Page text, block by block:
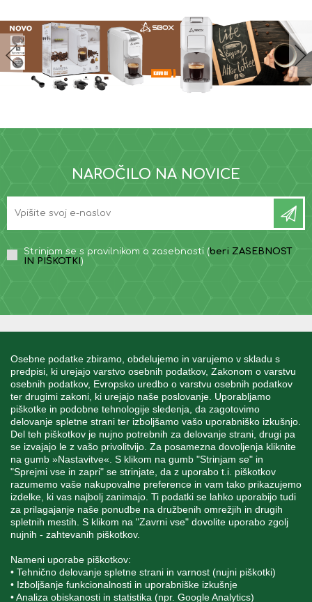
Osebne podatke zbiramo, obdelujemo in varujemo v skladu s
predpisi, ki urejajo varstvo osebnih podatkov, Zakonom o varstvu
osebnih podatkov, Evropsko uredbo o varstvu osebnih podatkov
ter drugimi zakoni, ki urejajo naše poslovanje. Uporabljamo
piškotke in podobne tehnologije sledenja, da zagotovimo
delovanje spletne strani ter izboljšamo vašo uporabniško izkušnjo.
Del teh piškotkov je nujno potrebnih za delovanje strani, drugi pa
se izvajajo le z vašo privolitvijo. Za posamezna dovoljenja kliknite
na gumb »Nastavitve«. S klikom na gumb "Strinjam se" in
"Sprejmi vse in zapri" se strinjate, da z uporabo t.i. piškotkov
razumemo vaše nakupovalne preference in vam tako prikazujemo
izdelke, ki vas najbolj zanimajo. Ti podatki se lahko uporabijo tudi
za prilagajanje naše ponudbe na družbenih omrežjih in drugih
spletnih mestih. S klikom na "Zavrni vse" dovolite uporabo zgolj
nujnih - zahtevanih piškotkov.
Nameni uporabe piškotkov:
• Tehnično delovanje spletne strani in varnost (nujni piškotki)
• Izboljšanje funkcionalnosti in uporabniške izkušnje
• Analiza obiskanosti in statistika (npr. Google Analytics)
NAROČILO NA NOVICE
Strinjam se s pravilnikom o zasebnosti (beri ZASEBNOST
IN PIŠKOTKI )
MOJ RAČUN
STORITEV ZA STRANKE
SPREMLJAJTE NAS
+386 1 562 21 11